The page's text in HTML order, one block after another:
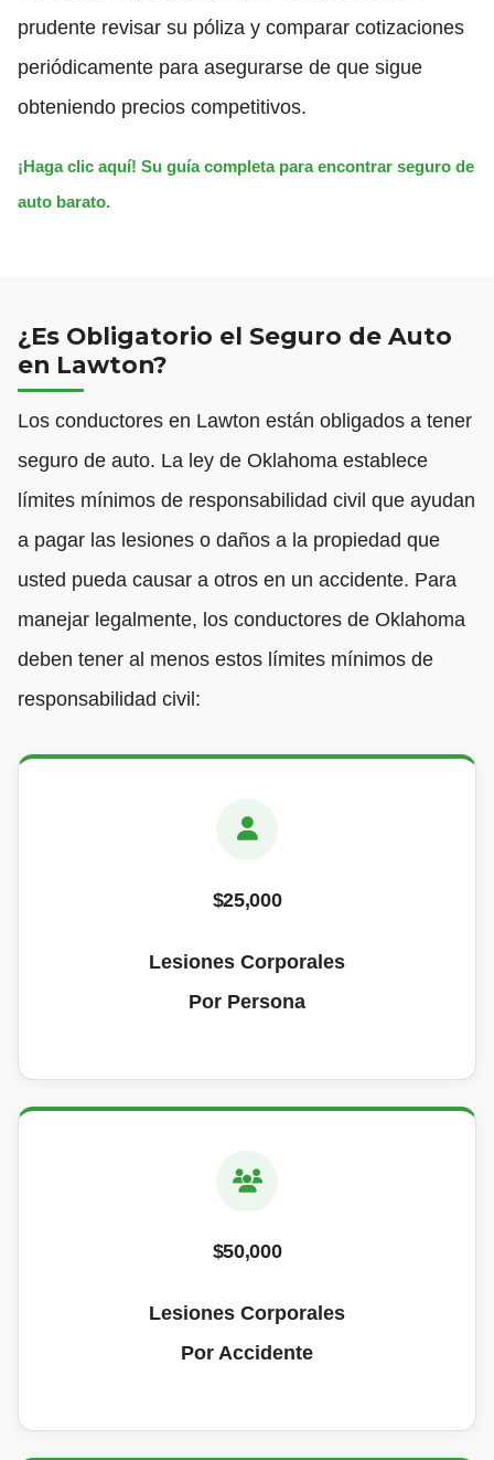
prudente revisar su póliza y comparar cotizaciones
periódicamente para asegurarse de que sigue
obteniendo precios competitivos.
¡Haga clic aquí! Su guía completa para encontrar seguro de
auto barato.
¿Es Obligatorio el Seguro de Auto
en Lawton?
Los conductores en Lawton están obligados a tener
seguro de auto. La ley de Oklahoma establece
límites mínimos de responsabilidad civil que ayudan
a pagar las lesiones o daños a la propiedad que
usted pueda causar a otros en un accidente. Para
manejar legalmente, los conductores de Oklahoma
deben tener al menos estos límites mínimos de
responsabilidad civil:
$25,000
Lesiones Corporales
Por Persona
$50,000
Lesiones Corporales
Por Accidente